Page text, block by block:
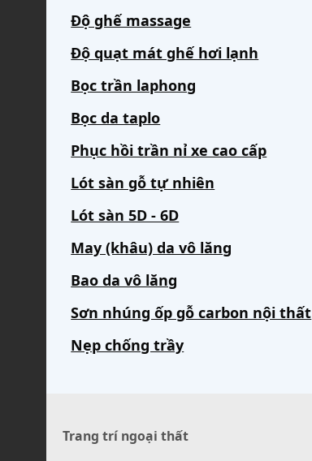
Độ ghế massage
Độ quạt mát ghế hơi lạnh
Bọc trần laphong
Bọc da taplo
Phục hồi trần nỉ xe cao cấp
Lót sàn gỗ tự nhiên
Lót sàn 5D - 6D
May (khâu) da vô lăng
Bao da vô lăng
Sơn nhúng ốp gỗ carbon nội thất
Nẹp chống trầy
Trang trí ngoại thất